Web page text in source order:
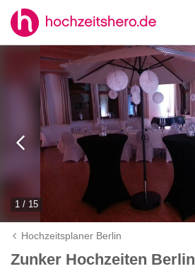
1 / 15
Hochzeitsplaner Berlin
Zunker Hochzeiten Berlin